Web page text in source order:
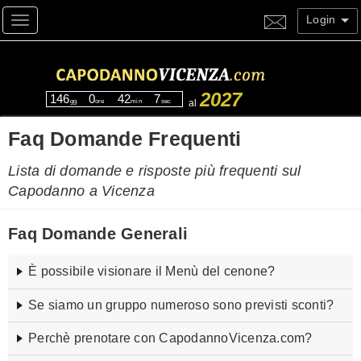
Toggle navigation Login
146gg 0ore 42min 6sec al 2027
Faq Domande Frequenti
Lista di domande e risposte più frequenti sul
Capodanno a Vicenza
Faq Domande Generali
È possibile visionare il Menù del cenone?
Il menù del cenone dell'ultimo giorno dell'anno, se
disponibile, è visionabile all'interno delle pagine delle
singole proposte, scorrendo la scheda verso il basso. È
presente anche un link diretto nella parteDETTAGLI, linkato
Se siamo un gruppo numeroso sono previsti sconti?
Per alcune tipologie di proposte sono previstisconti per
gruppiin base al numero di partecipanti. Per gruppi si
Perchè prenotare con CapodannoVicenza.com?